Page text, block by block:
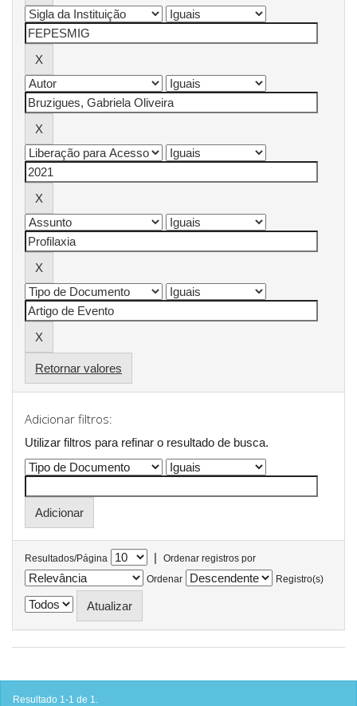
Retornar valores
Adicionar filtros:
Utilizar filtros para refinar o resultado de busca.
Resultados/Página |
Ordenar registros por
Ordenar
Registro(s)
Resultado 1-1 de 1.